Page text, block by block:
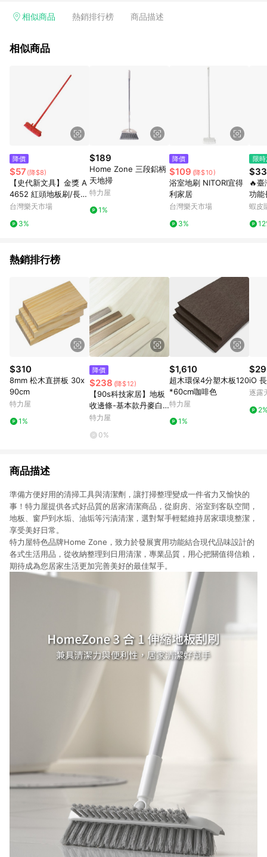
客找到居家修繕、佈置或裝潢時所需；另外，在各家分店內規劃
等各方面進行整合，提升服務質感，期望每一位來店顧客，能輕
結帳流程(Easy to buy)、每次到「特力屋」購物都能得到新的啟
發與靈感(Exciting experience)，同時持續提供消費者居家修繕
最佳解決方案，以創造優質居家環境為首要目標，成為消費者打
造幸福家園時的優先選擇。
相似商品 熱銷排行榜 商品描述
相似商品
降價
$57 (降$8)
【史代新文具】金獎 A
4652 紅頭地板刷/長柄
刷
台灣樂天市場
3%
$189
Home Zone 三段鋁柄
天地掃
特力屋
1%
降價
$109 (降$10)
浴室地刷 NITORI宜得
利家居
台灣樂天市場
3%
限
🔥
功能
窄縫
蝦皮
熱銷排行榜
$310
8mm 松木直拼板 30x
90cm
特力屋
1%
降價
$238 (降$12)
【90s科技家居】地板
收邊條-基本款丹麥白
橡木
特力屋
0%
$1,610
超木環保4分塑木板120
*60cm咖啡色
特力屋
1%
iO
逐露
商品描述
準備方便好用的清掃工具與清潔劑，讓打掃整理變成一件省力又愉快的
事！特力屋提供各式好品質的居家清潔商品，從廚房、浴室到客臥空間，
地板、窗戶到水垢、油垢等污漬清潔，選對幫手輕鬆維持居家環境整潔，
享受美好日常。
特力屋特色品牌Home Zone，致力於發展實用功能結合現代品味設計的
各式生活用品，從收納整理到日用清潔，專業品質，用心把關值得信賴，
期待成為您居家生活更加完善美好的最佳幫手。